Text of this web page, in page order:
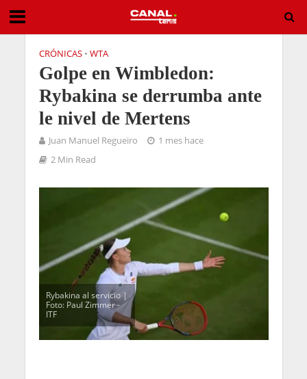
CRÓNICAS • WTA
Golpe en Wimbledon:
Rybakina se derrumba ante
le nivel de Mertens
Juan Manuel Regueiro
1 mes hace
2 Min Read
Rybakina al servicio |
Foto: Paul Zimmer -
ITF